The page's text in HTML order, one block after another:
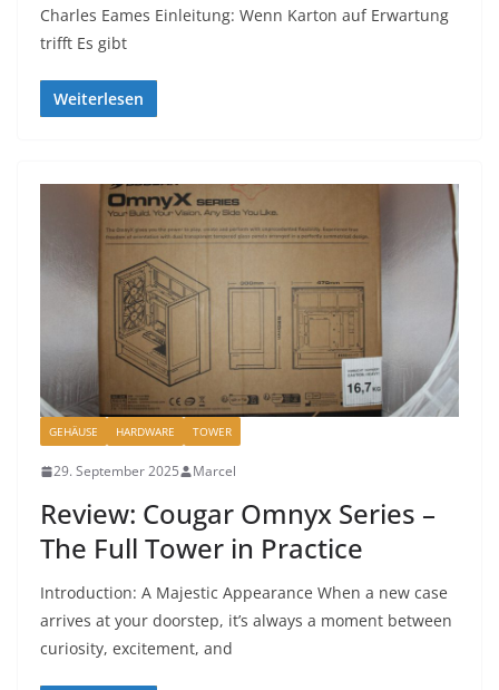
Charles Eames Einleitung: Wenn Karton auf Erwartung
trifft Es gibt
Weiterlesen
GEHÄUSE HARDWARE TOWER
29. September 2025 Marcel
Review: Cougar Omnyx Series –
The Full Tower in Practice
Introduction: A Majestic Appearance When a new case
arrives at your doorstep, it’s always a moment between
curiosity, excitement, and